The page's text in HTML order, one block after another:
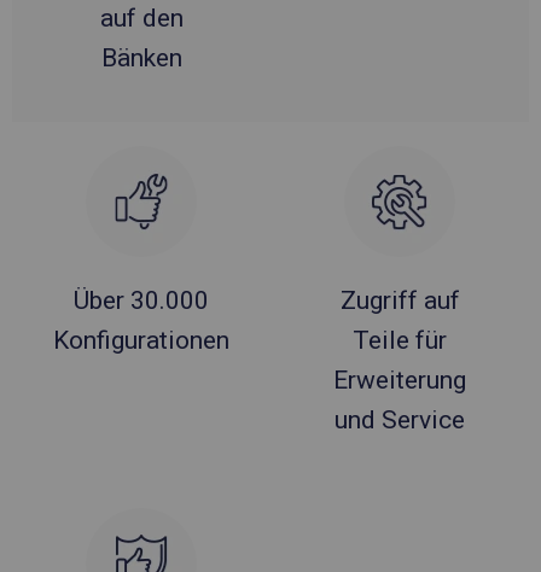
auf den
Bänken
Über 30.000
Konfigurationen
Zugriff auf
Teile für
Erweiterung
und Service